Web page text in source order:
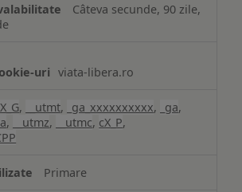
Câteva secunde, 90 zile,
viata-libera.ro
, __utmt, _ga_xxxxxxxxxx, _ga,
, __utmz, __utmc, cX_P,
Primare